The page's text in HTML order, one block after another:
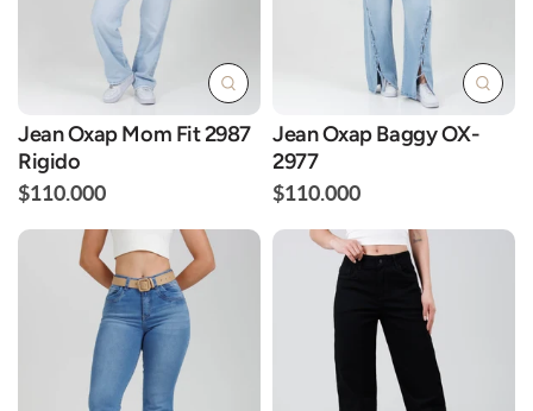
Jean Oxap Mom Fit 2987
Rigido
$110.000
Jean Oxap Baggy OX-
2977
$110.000